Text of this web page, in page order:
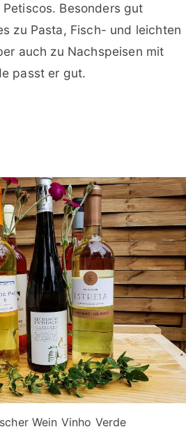
Besonders gut
zu Pasta, Fisch- und leichten
auch zu Nachspeisen mit
passt er gut.
Wein Vinho Verde